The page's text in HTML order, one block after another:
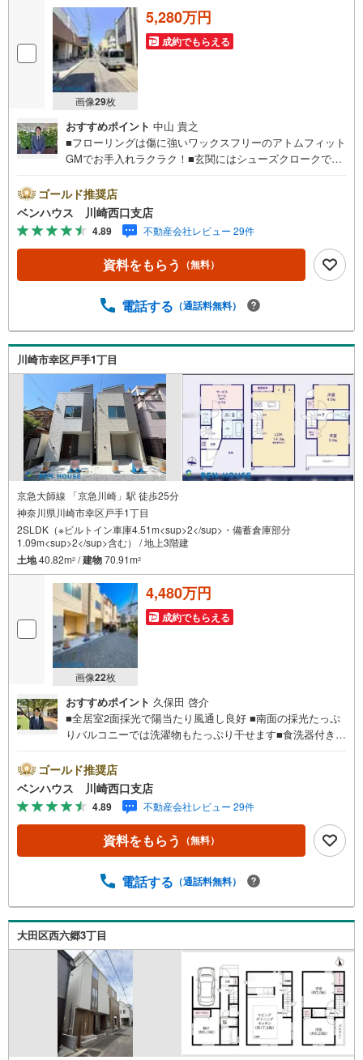
画像29枚
5,280万円
成約でもらえる
おすすめポイント 中山 貴之
■フローリングは傷に強いワックスフリーのアトムフィット
GMでお手入れラクラク！■玄関にはシューズクロークでた
プランの3階建て邸宅 ■ご見学をご希望のお客様、平日・休
日問わず ご対応させていただきます。■また、オンライン
案内・相談などにも対応しております。 どうぞ お気軽
にご連絡下さい。その他にも・・・●「この物件以外にも何
件か一緒に物件を見てみたい」●「私はローンいくら借りら
れるのだろう？」●「買替えなので、自宅がいくらで売却で
な？」●「頭金は、どれくらいないと買えないの？」●「自
入はわからないことばかり・・・。ご安心ください!!お力に
なれる事がございましたら、誠心誠意 お手伝いをさせてい
ただきます。【ベンハウス】にお任せ下さい！
ゴールド推奨店
ベンハウス 川崎西口支店
4.89 不動産会社レビュー 29件
資料をもらう （無料）
電話する （通話料無料）
川崎市幸区戸手1丁目
京急大師線 「京急川崎」駅 徒歩25分
神奈川県川崎市幸区戸手1丁目
2SLDK（※ビルトイン車庫4.51m<sup>2</sup>・備蓄倉庫部分
1.09m<sup>2</sup>含む） / 地上3階建
土地40.82m2 /建物70.91m2
画像22枚
4,480万円
成約でもらえる
おすすめポイント 久保田 啓介
■全居室2面採光で陽当たり風通し良好 ■南面の採光たっぷ
りバルコニーでは洗濯物もたっぷり干せます■食洗器付きキ
リビング階段採用■ご見学をご希望のお客様、平日・休日問
わず ご対応させていただきます。■また、オンライン案
内・相談などにも対応しております。 どうぞ お気軽に
ご連絡下さい。その他にも・・・●「この物件以外にも何件
か一緒に物件を見てみたい」●「私はローンいくら借りられ
るのだろう？」●「買替えなので、自宅がいくらで売却でき
「頭金は、どれくらいないと買えないの？」●「自営業者は
らないことばかり・・・。ご安心ください!!お力になれる事
がございましたら、誠心誠意 お手伝いをさせていただきま
す。【ベンハウス】にお任せ下さい！
ゴールド推奨店
ベンハウス 川崎西口支店
4.89 不動産会社レビュー 29件
資料をもらう （無料）
電話する （通話料無料）
大田区西六郷3丁目